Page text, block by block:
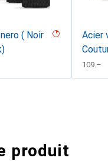
( Noir
Acier
CHF
109.–
produit